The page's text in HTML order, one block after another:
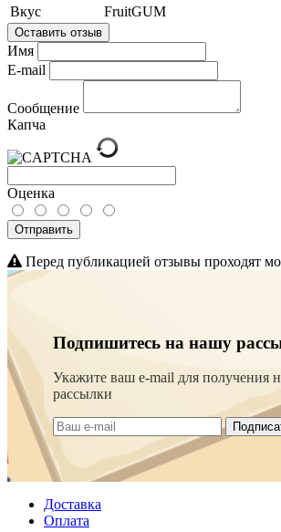
Вкус
FruitGUM
Оставить отзыв
Имя
E-mail
Сообщение
Капча
Оценка
Отправить
Перед публикацией отзывы проходят
Подпишитесь на нашу
Укажите ваш e-mail для получения
рассылки
Доставка
Оплата